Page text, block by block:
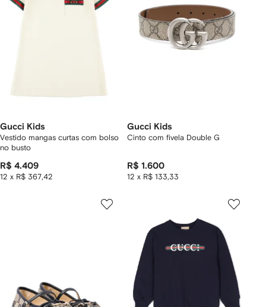
Gucci Kids
Vestido mangas curtas com bolso
no busto
R$ 4.409
12 x R$ 367,42
Gucci Kids
Cinto com fivela Double G
R$ 1.600
12 x R$ 133,33